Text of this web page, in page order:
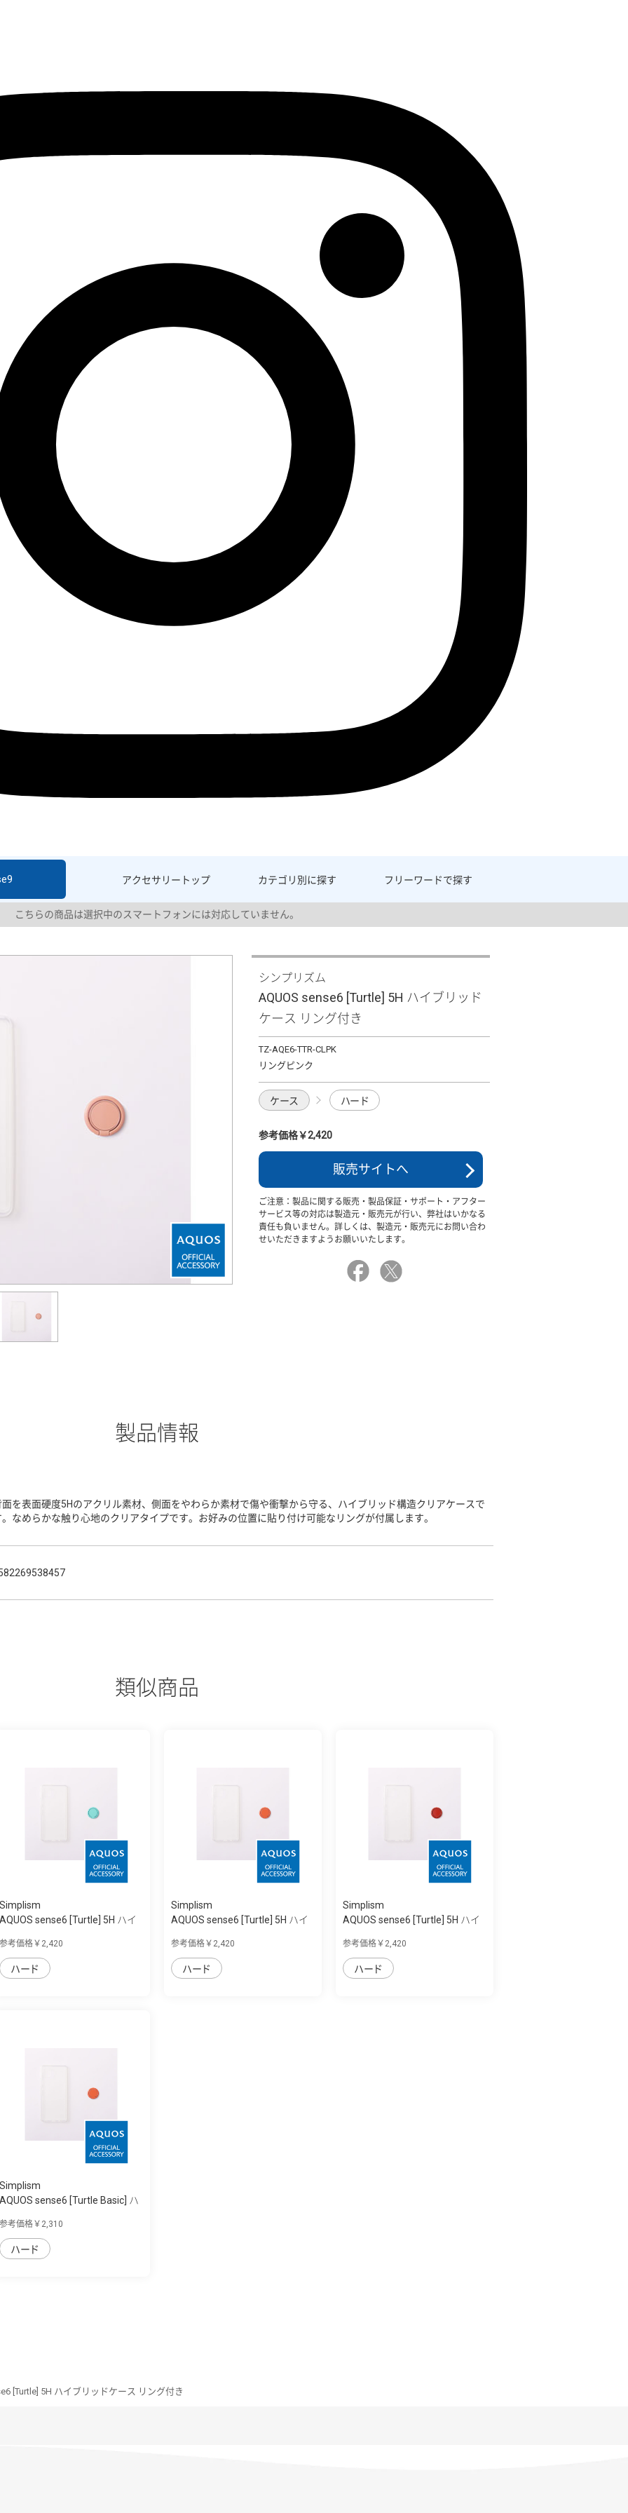
アクセサリー トップ カテゴリ別に探す フリーワードで探す
こちらの商品は選択中のスマートフォンには対応していません。
シンプリズム
AQUOS sense6 [Turtle] 5H ハイブリッド
ケース リング付き
TZ-AQE6-TTR-CLPK
リングピンク
ケース ハード
参考価格￥2,420
販売サイトへ
ご注意：製品に関する販売・製品保証・サポート・アフター
サービス等の対応は製造元・販売元が行い、弊社はいかなる
責任も負いません。詳しくは、製造元・販売元にお問い合わ
せいただきますようお願いいたします。
製品情報
面を表面硬度5Hのアクリル素材、側面をやわらか素材で傷や衝撃から守る、ハイブリッド構造クリアケースで
。なめらかな触り心地のクリアタイプです。お好みの位置に貼り付け可能なリングが付属します。
類似商品
Simplism
AQUOS sense6 [Turtle] 5H ハイ
参考価格￥2,420
ハード
Simplism
AQUOS sense6 [Turtle] 5H ハイ
参考価格￥2,420
ハード
Simplism
AQUOS sense6 [Turtle] 5H ハイ
参考価格￥2,420
ハード
Simplism
AQUOS sense6 [Turtle Basic] ハ
参考価格￥2,310
ハード
[Turtle] 5H ハイブリッドケース リング付き